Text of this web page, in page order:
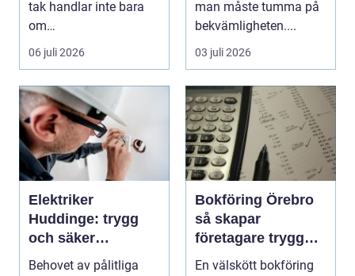
tak handlar inte bara
om
hantverksskicklighet.
Valet av materia...
06 juli 2026
man måste tumma på
bekvämligheten....
03 juli 2026
Elektriker
Huddinge: trygg
och säker
elinstallation
Behovet av pålitliga
Bokföring Örebro
så skapar
företagare trygghet
i ekonomin
En välskött bokföring